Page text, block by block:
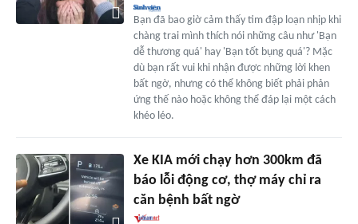
Bạn đã bao giờ cảm thấy tim đập loạn nhịp khi
chàng trai mình thích nói những câu như 'Bạn
dễ thương quá' hay 'Bạn tốt bụng quá'? Mặc
dù bạn rất vui khi nhận được những lời khen
bất ngờ, nhưng có thể không biết phải phản
ứng thế nào hoặc không thể đáp lại một cách
khéo léo.
Xe KIA mới chạy hơn 300km đã
báo lỗi động cơ, thợ máy chỉ ra
căn bệnh bất ngờ